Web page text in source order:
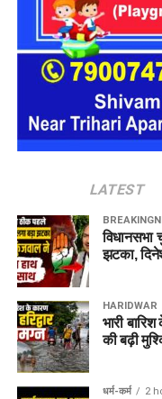
औद्योगिक
समाधान पर जोर।
छंटनी किए गए
वन विकास निगम
लिए 100 अंकों की
उच्चाधिकार
LATEST
विधानसभा
झटका,
HARIDWAR
भारी
की बढ़ी
धर्म-कर्म 2